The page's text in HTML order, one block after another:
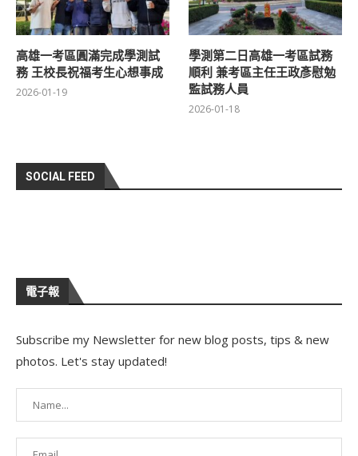
高雄一考區圓滿完成學測試
務 王校長祝福考生心想事成
2026-01-19
學測第二日高雄一考區試務
順利 兼考區主任王政彥慰勉
監試務人員
2026-01-18
SOCIAL FEED
電子報
Subscribe my Newsletter for new blog posts, tips & new
photos. Let's stay updated!